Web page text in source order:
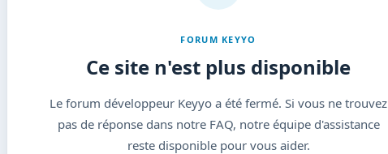
FORUM KEYYO
Ce site n'est plus disponible
Le forum développeur Keyyo a été fermé. Si vous ne trouvez
pas de réponse dans notre FAQ, notre équipe d'assistance
reste disponible pour vous aider.